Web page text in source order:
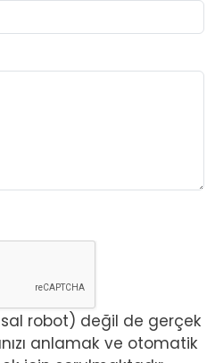
robot) değil de gerçek
anlamak ve otomatik